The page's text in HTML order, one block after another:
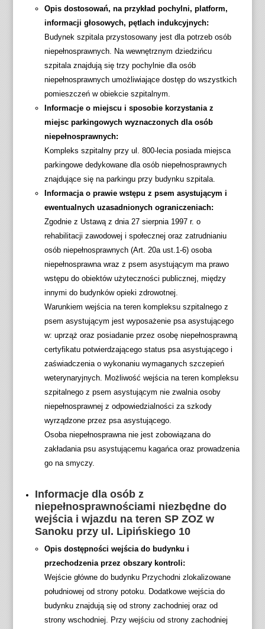
Opis dostosowań, na przykład pochylni, platform,
informacji głosowych, pętlach indukcyjnych:
Budynek szpitala przystosowany jest dla potrzeb osób
niepełnosprawnych. Na wewnętrznym dziedzińcu
szpitala znajdują się trzy pochylnie dla osób
niepełnosprawnych umożliwiające dostęp do wszystkich
pomieszczeń w obiekcie szpitalnym.
Informacje o miejscu i sposobie korzystania z
miejsc parkingowych wyznaczonych dla osób
niepełnosprawnych:
Kompleks szpitalny przy ul. 800-lecia posiada miejsca
parkingowe dedykowane dla osób niepełnosprawnych
znajdujące się na parkingu przy budynku szpitala.
Informacja o prawie wstępu z psem asystującym i
ewentualnych uzasadnionych ograniczeniach:
Zgodnie z Ustawą z dnia 27 sierpnia 1997 r. o
rehabilitacji zawodowej i społecznej oraz zatrudnianiu
osób niepełnosprawnych (Art. 20a ust.1-6) osoba
niepełnosprawna wraz z psem asystującym ma prawo
wstępu do obiektów użyteczności publicznej, między
innymi do budynków opieki zdrowotnej.
Warunkiem wejścia na teren kompleksu szpitalnego z
psem asystującym jest wyposażenie psa asystującego
w: uprząż oraz posiadanie przez osobę niepełnosprawną
certyfikatu potwierdzającego status psa asystującego i
zaświadczenia o wykonaniu wymaganych szczepień
weterynaryjnych. Możliwość wejścia na teren kompleksu
szpitalnego z psem asystującym nie zwalnia osoby
niepełnosprawnej z odpowiedzialności za szkody
wyrządzone przez psa asystującego.
Osoba niepełnosprawna nie jest zobowiązana do
zakładania psu asystującemu kagańca oraz prowadzenia
go na smyczy.
Informacje dla osób z
niepełnosprawnościami niezbędne do
wejścia i wjazdu na teren SP ZOZ w
Sanoku przy ul. Lipińskiego 10
Opis dostępności wejścia do budynku i
przechodzenia przez obszary kontroli:
Wejście główne do budynku Przychodni zlokalizowane
południowej od strony potoku. Dodatkowe wejścia do
budynku znajdują się od strony zachodniej oraz od
strony wschodniej. Przy wejściu od strony zachodniej